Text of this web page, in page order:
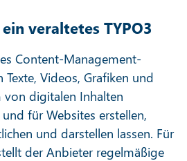
veraltetes TYPO3
Content-Management-
Videos, Grafiken und
von digitalen Inhalten
für Websites erstellen,
und darstellen lassen. Für
der Anbieter regelmäßige